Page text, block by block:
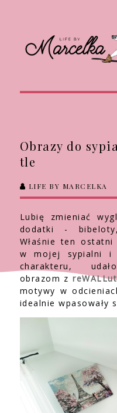
Obrazy do
tle
LIFE BY MARCELKA
Lubię zmieniać
dodatki -
Właśnie ten
w mojej sypialni i
charakteru,
obrazom z
motywy w
idealnie wpasowały